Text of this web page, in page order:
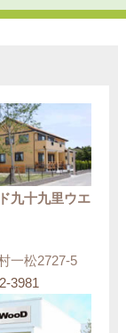
九十九里ウエ
一松2727-5
3981